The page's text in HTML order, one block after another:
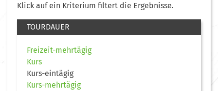
Klick auf ein Kriterium filtert die Ergebnisse.
TOURDAUER
Freizeit-mehrtägig
Kurs
Kurs-eintägig
Kurs-mehrtägig